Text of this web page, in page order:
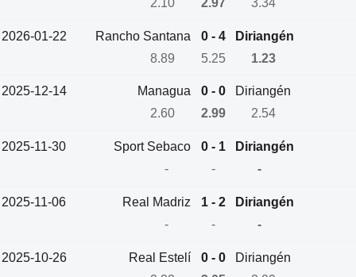
2026-01-22 Rancho Santana 0 - 4
Diriangén
8.89
5.25 1.23
2025-12-14 Managua 0 - 0
Diriangén
2.60
2.99 2.54
2025-11-30 Sport Sebaco 0 - 1
Diriangén
-
- -
2025-11-06 Real Madriz 1 - 2
Diriangén
-
- -
2025-10-26 Real Estelí 0 - 0
Diriangén